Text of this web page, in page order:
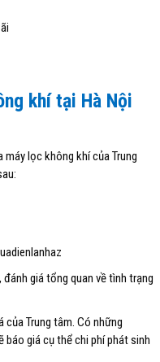
khí tại Hà Nội
lọc không khí của Trung
giá tổng quan về tình trạng
Trung tâm. Có những
báo giá cụ thể chi phí phát sinh